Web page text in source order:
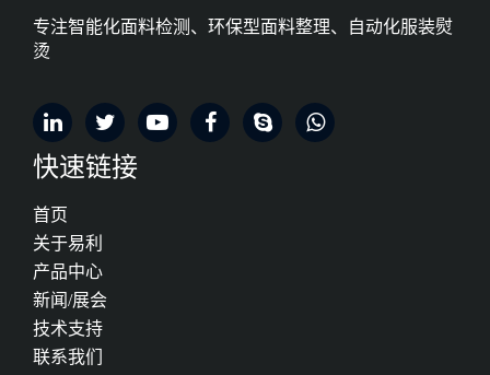
专注智能化面料检测、环保型面料整理、自动化服装熨
烫
快速链接
首页
关于易利
产品中心
新闻/展会
技术支持
联系我们